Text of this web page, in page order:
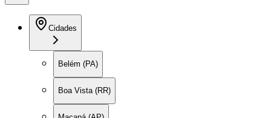
Cidades
Belém (PA)
Boa Vista (RR)